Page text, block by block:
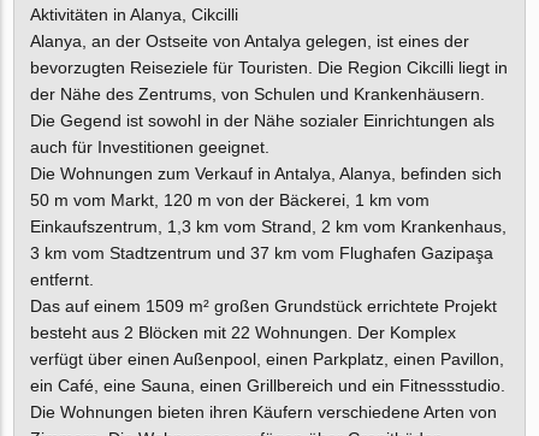
Aktivitäten in Alanya, Cikcilli
Alanya, an der Ostseite von Antalya gelegen, ist eines der
bevorzugten Reiseziele für Touristen. Die Region Cikcilli liegt in
der Nähe des Zentrums, von Schulen und Krankenhäusern.
Die Gegend ist sowohl in der Nähe sozialer Einrichtungen als
auch für Investitionen geeignet.
Die Wohnungen zum Verkauf in Antalya, Alanya, befinden sich
50 m vom Markt, 120 m von der Bäckerei, 1 km vom
Einkaufszentrum, 1,3 km vom Strand, 2 km vom Krankenhaus,
3 km vom Stadtzentrum und 37 km vom Flughafen Gazipaşa
entfernt.
Das auf einem 1509 m² großen Grundstück errichtete Projekt
besteht aus 2 Blöcken mit 22 Wohnungen. Der Komplex
verfügt über einen Außenpool, einen Parkplatz, einen Pavillon,
ein Café, eine Sauna, einen Grillbereich und ein Fitnessstudio.
Die Wohnungen bieten ihren Käufern verschiedene Arten von